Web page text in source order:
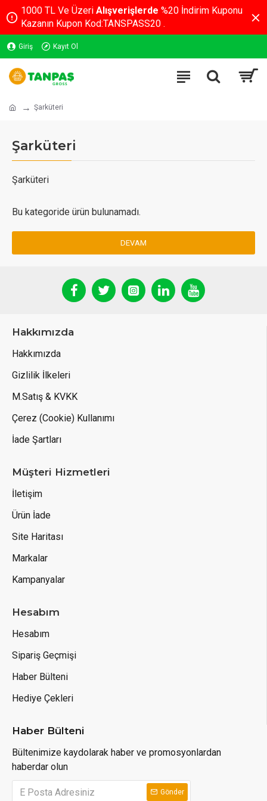
1000 TL Ve Üzeri Alışverişlerde %20 İndirim Kuponu
Kazanın Kupon Kod:TANSPASS20 .
Giriş Kayıt Ol
Şarküteri
Şarküteri
Şarküteri
Bu kategoride ürün bulunamadı.
DEVAM
Hakkımızda
Hakkımızda
Gizlilik İlkeleri
M.Satış & KVKK
Çerez (Cookie) Kullanımı
İade Şartları
Müşteri Hizmetleri
İletişim
Ürün İade
Site Haritası
Markalar
Kampanyalar
Hesabım
Hesabım
Sipariş Geçmişi
Haber Bülteni
Hediye Çekleri
Haber Bülteni
Bültenimize kaydolarak haber ve promosyonlardan
haberdar olun
Gönder